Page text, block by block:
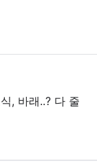
, 바래..? 다 줄